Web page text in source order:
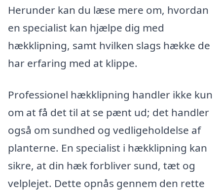
Herunder kan du læse mere om, hvordan
en specialist kan hjælpe dig med
hækklipning, samt hvilken slags hække de
har erfaring med at klippe.
Professionel hækklipning handler ikke kun
om at få det til at se pænt ud; det handler
også om sundhed og vedligeholdelse af
planterne. En specialist i hækklipning kan
sikre, at din hæk forbliver sund, tæt og
velplejet. Dette opnås gennem den rette